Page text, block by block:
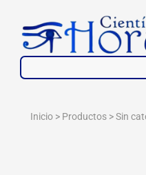
contenido
Inicio > Productos >Sin